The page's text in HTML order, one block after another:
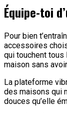
Équipe-toi
Pour bien
accessoires
qui touchent tous
maison sans
La plateforme
des maisons qui
douces qu’elle